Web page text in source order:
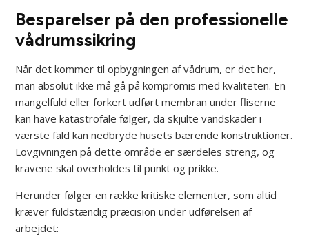
Besparelser på den professionelle
vådrumssikring
Når det kommer til opbygningen af vådrum, er det her,
man absolut ikke må gå på kompromis med kvaliteten. En
mangelfuld eller forkert udført membran under fliserne
kan have katastrofale følger, da skjulte vandskader i
værste fald kan nedbryde husets bærende konstruktioner.
Lovgivningen på dette område er særdeles streng, og
kravene skal overholdes til punkt og prikke.
Herunder følger en række kritiske elementer, som altid
kræver fuldstændig præcision under udførelsen af
arbejdet: